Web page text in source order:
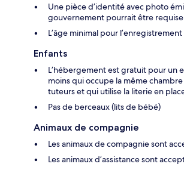
Une pièce d’identité avec photo
gouvernement pourrait être
L’âge minimal pour l’enregistrement
Enfants
L’hébergement est gratuit pour un
moins qui occupe la même
tuteurs et qui utilise la literie en
Pas de berceaux (lits de bébé)
Animaux de compagnie
Les animaux de compagnie sont
Les animaux d’assistance sont